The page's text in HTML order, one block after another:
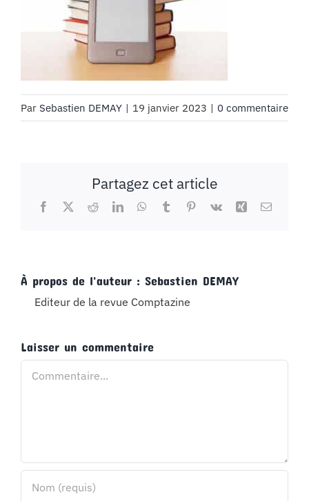
Par Sebastien DEMAY | 19 janvier 2023 | 0 commentaire
Partagez cet article
Facebook
X RedditLinkedInWhatsApp
TumblrPinterest
Vk Xing Email
À propos de l'auteur : Sebastien DEMAY
Editeur de la revue Comptazine
Laisser un commentaire
Commentaire